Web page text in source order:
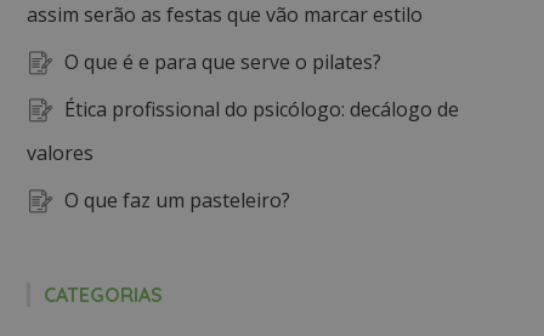
assim serão as festas que vão marcar estilo
O que é e para que serve o pilates?
Ética profissional do psicólogo: decálogo de
valores
O que faz um pasteleiro?
CATEGORIAS